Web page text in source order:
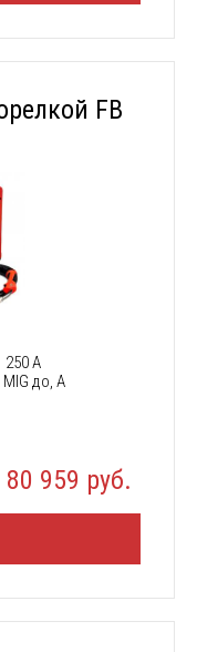
FB
250 А
MIG до, А
80 959 руб.